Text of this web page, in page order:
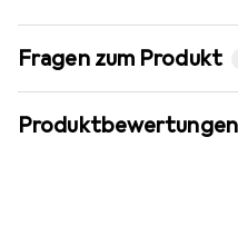
Fragen zum Produkt
Produktbewertungen